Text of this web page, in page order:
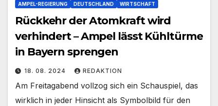
AMPEL-REGIERUNG DEUTSCHLAND WIRTSCHAFT
Rückkehr der Atomkraft wird
verhindert – Ampel lässt Kühltürme
in Bayern sprengen
18. 08. 2024 REDAKTION
Am Freitagabend vollzog sich ein Schauspiel, das
wirklich in jeder Hinsicht als Symbolbild für den